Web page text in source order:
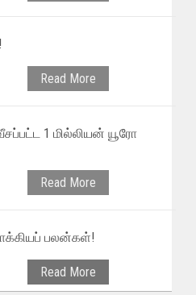
Read More
1 மில்லியன் யூரோ
Read More
பலன்கள்!
Read More